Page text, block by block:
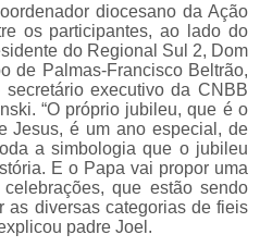
diocesano da Ação
os participantes, ao lado do
do Regional Sul 2, Dom
de Palmas-Francisco Beltrão,
executivo da CNBB
“O próprio jubileu, que é o
Jesus, é um ano especial, de
a simbologia que o jubileu
E o Papa vai propor uma
que estão sendo
as diversas categorias de fieis
padre Joel.